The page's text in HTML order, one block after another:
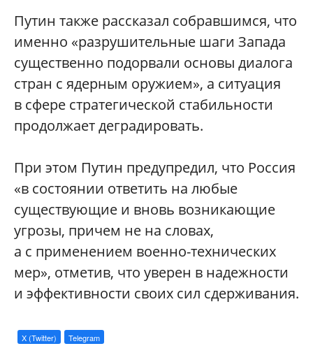
Путин также рассказал собравшимся, что
именно «разрушительные шаги Запада
существенно подорвали основы диалога
стран с ядерным оружием», а ситуация
в сфере стратегической стабильности
продолжает деградировать.
При этом Путин предупредил, что Россия
«в состоянии ответить на любые
существующие и вновь возникающие
угрозы, причем не на словах,
а с применением военно-технических
мер», отметив, что уверен в надежности
и эффективности своих сил сдерживания.
X (Twitter) Telegram